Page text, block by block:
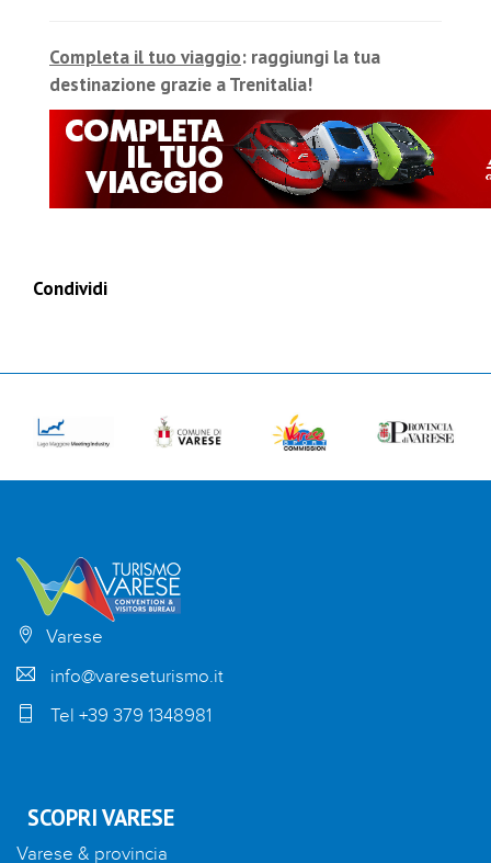
Completa il tuo viaggio: raggiungi la tua
destinazione grazie a Trenitalia!
Condividi
Varese
info@vareseturismo.it
Tel +39 379 1348981
SCOPRI VARESE
Varese & provincia